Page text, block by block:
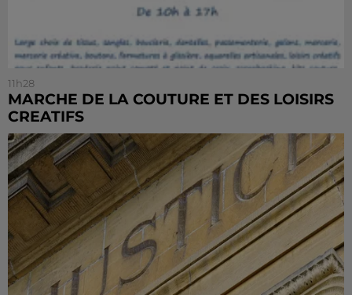
11h28
MARCHE DE LA COUTURE ET DES LOISIRS
CREATIFS